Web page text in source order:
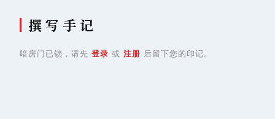
撰 写 手 记
暗房门已锁，请先 登录 或 注册 后留下您的印记。